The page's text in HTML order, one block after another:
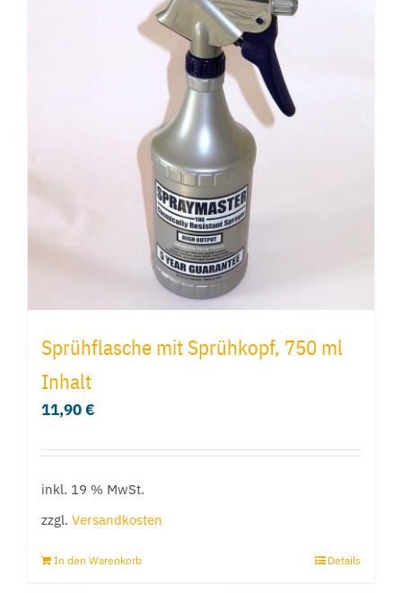
Sprühflasche mit Sprühkopf, 750 ml
Inhalt
11,90€
inkl. 19 % MwSt.
zzgl. Versandkosten
In den Warenkorb Details